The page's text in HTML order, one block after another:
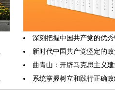
深刻把握中国共产党的优
新时代中国共产党坚定的
曲青山：开辟马克思主义
系统掌握树立和践行正确